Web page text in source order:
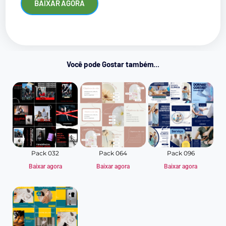
BAIXAR AGORA
Você pode Gostar também...
Pack 032
Baixar agora
Pack 064
Baixar agora
Pack 096
Baixar agora